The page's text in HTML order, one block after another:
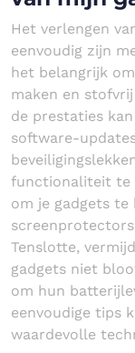
Het verlengen
eenvoudig zijn
het belangrijk
maken en
de prestaties
software-
functionaliteit te
om je gadgets te
Tenslotte,
gadgets niet
om hun
eenvoudige tips
waardevolle